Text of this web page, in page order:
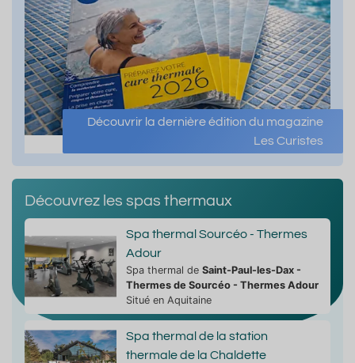
Découvrir la dernière édition du magazine
Les Curistes
Découvrez les spas thermaux
Spa thermal Sourcéo - Thermes
Adour
Spa thermal de Saint-Paul-les-Dax -
Thermes de Sourcéo - Thermes Adour
Situé en Aquitaine
Spa thermal de la station
thermale de la Chaldette